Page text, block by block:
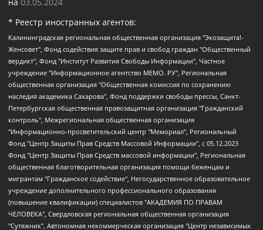
* Реестр иностранных агентов:
Калининградская региональная общественная организация "Экозащита!-Женсовет", Фонд содействия защите прав и свобод граждан "Общественный вердикт", Фонд "Институт Развития Свободы Информации", Частное учреждение "Информационное агентство МЕМО. РУ", Региональная общественная организация "Общественная комиссия по сохранению наследия академика Сахарова", Фонд поддержки свободы прессы, Санкт-Петербургская общественная правозащитная организация "Гражданский контроль", Межрегиональная общественная организация "Информационно-просветительский центр "Мемориал", Региональный Фонд "Центр Защиты Прав Средств Массовой Информации", с 05.12.2023 Фонд "Центр Защиты Прав Средств массовой информации", Региональная общественная благотворительная организация помощи беженцам и мигрантам "Гражданское содействие", Негосударственное образовательное учреждение дополнительного профессионального образования (повышение квалификации) специалистов "АКАДЕМИЯ ПО ПРАВАМ ЧЕЛОВЕКА", Свердловская региональная общественная организация "Сутяжник", Автономная некоммерческая организация "Центр независимых социологических исследований", Союз общественных объединений "Российский исследовательский центр по правам человека", Региональное общественное учреждение научно-информационный центр "МЕМОРИАЛ", Некоммерческая организация "Фонд защиты гласности", Автономная некоммерческая организация "Институт прав человека", Городская общественная организация "Екатеринбургское общество "МЕМОРИАЛ", Городская общественная организация "Рязанское историко-просветительское и правозащитное общество "Мемориал" (Рязанский Мемориал), Челябинский региональный орган общественной самодеятельности – женское общественное объединение "Женщины Евразии", Челябинский региональный орган общественной самодеятельности "Уральская правозащитная группа", Фонд содействия защите здоровья и социальной справедливости имени Андрея Рылькова, Автономная Некоммерческая Организация "Аналитический Центр Юрия Левады", Автономная некоммерческая организация социальной поддержки населения "Проект Апрель", Региональная общественная организация помощи женщинам и детям, находящимся в кризисной ситуации "Информационно-методический центр "Анна", Фонд содействия развитию массовых коммуникаций и правовому просвещению "Так-так-Так", Фонд содействия устойчивому развитию "Серебряная тайга", Свердловский региональный общественный фонд социальных проектов "Новое время", "Idel.Реалии", Кавказ.Реалии, Крым.Реалии, Телеканал Настоящее Время, Татаро-башкирская служба Радио Свобода (Azatliq Radiosi), Радио Свободная Европа/Радио Свобода (PCE/PC), "Сибирь.Реалии", "Фактограф", Благотворительный фонд помощи осужденным и их семьям, Автономная некоммерческая организация "Институт глобализации и социальных движений", Фонд "В защиту прав заключенных", Частное учреждение "Центр поддержки и содействия развитию средств массовой информации", Пензенский региональный общественный благотворительный фонд "Гражданский союз", "Север.Реалии", Некоммерческая организация Фонд "Правовая инициатива", Общество с ограниченной ответственностью "Радио Свободная Европа/Радио Свобода", Чешское информационное агентство "MEDIUM-ORIENT", Красноярская региональная общественная организация "Мы против СПИДа", Камалягин Денис Николаевич, Маркелов Сергей Евгеньевич, Пономарев Лев Александрович, Савицкая Людмила Алексеевна, Автономная некоммерческая организация "Центр по работе с проблемой насилия "НАСИЛИЮ.НЕТ", Межрегиональный профессиональный союз работников здравоохранения "Альянс врачей", Юридическое лицо, зарегистрированное в Латвийской Республике, SIA "Medusa Project" (регистрационный номер 40103797863, дата регистрации 10.06.2014), Некоммерческая организация "Фонд по борьбе с коррупцией", Автономная некоммерческая организация "Институт права и публичной политики", Баданин Роман Сергеевич, Гликин Максим Александрович, Железнова Мария Михайловна, Лукьянова Юлия Сергеевна, Маетная Елизавета Витальевна, Маняхин Петр Борисович, Чуракова Ольга Владимировна, Ярош Юлия Петровна, Юридическое лицо "The Insider SIA", зарегистрированное в Риге, Латвийская Республика (дата регистрации 26.06.2015), являющееся администратором доменного имени интернет-издания "The Insider SIA", https://theins.ru, Постернак Алексей Евгеньевич, Рубин Михаил Аркадьевич, Анин Роман Александрович, Юридическое лицо Istories fonds, зарегистрированное в Латвийской Республике (регистрационный номер 50008295751, дата регистрации 24.02.2020), Великовский Дмитрий Александрович, Долинина Ирина Николаевна, Мароховская Алеся Алексеевна, Шлейнов Роман Юрьевич, Шмагун Олеся Валентиновна, Общество с ограниченной ответственностью "Альтаир 2021", Общество с ограниченной ответственностью "Вега 2021", Общество с ограниченной ответственностью "Главный редактор 2021", Общество с ограниченной ответственностью "Ромашки монолит", Важенков Артем Валерьевич, Ивановская областная общественная организация "Центр гендерных исследований", Гурман Юрий Альбертович, Медиапроект "ОВД-Инфо", Егоров Владимир Владимирович, Жилинский Владимир Александрович, Общество с ограниченной ответственностью "ЗП", Иванова София Юрьевна, Карезина Инна Павловна, Кильтау Екатерина Викторовна, Петров Алексей Викторович, Пискунов Сергей Евгеньевич, Смирнов Сергей Сергеевич, Тихонов Михаил Сергеевич, Общество с ограниченной ответственностью "ЖУРНАЛИСТ-ИНОСТРАННЫЙ АГЕНТ", Арапова Галина Юрьевна, Вольтская Татьяна Анатольевна, Американская компания "Mason G.E.S. Anonymous Foundation" (США), являющаяся владельцем интернет-издания https://mnews.world/, Компания "Stichting Bellingcat", зарегистрированная в Нидерландах (дата регистрации 11.07.2018), Захаров Андрей Вячеславович, Клепиковская Екатерина Дмитриевна, Общество с ограниченной ответственностью "МЕМО", Перл Роман Александрович, Симонов Евгений Алексеевич, Соловьева Елена Анатольевна, Сотников Даниил Владимирович, Сурначева Елизавета Дмитриевна, Автономная некоммерческая организация по защите прав человека и информированию населения "Якутия – Наше Мнение", Общество с ограниченной ответственностью "Москоу диджитал медиа", с 26.01.2023 Общество с ограниченной ответственностью "Чайка Белые сады", Ветошкина Валерия Валерьевна, Заговора Максим Александрович, Межрегиональное общественное движение "Российская ЛГБТ - сеть", Оленичев Максим Владимирович, Павлов Иван Юрьевич, Скворцова Елена Сергеевна, Общество с ограниченной ответственностью "Как бы инагент", Кочетков Игорь Викторович, Общество с ограниченной ответственностью "Честные выборы", Еланчик Олег Александрович, Общество с ограниченной ответственностью "Нобелевский призыв", Гималова Регина Эмилевна, Григорьев Андрей Валерьевич, Григорьева Алина Александровна, Ассоциация по содействию защите прав призывников, альтернативнослужащих и военнослужащих "Правозащитная группа "Гражданин.Армия.Право", Хисамова Регина Фаритовна, Автономная некоммерческая организация по реализации социально-правовых программ "Лилит", Дальневосточное общественное движение "Маяк", Санкт-Петербургская ЛГБТ-инициативная группа "Выход", Инициативная группа ЛГБТ+ "Реверс", Алексеев Андрей Викторович, Бекбулатова Таисия Львовна, Беляев Иван Михайлович, Владыкина Елена Сергеевна, Гельман Марат Александрович, Никульшина Вероника Юрьевна, Толоконникова Надежда Андреевна, Шендерович Виктор Анатольевич, Общество с ограниченной ответственностью "Данное сообщение", Общество с ограниченной ответственностью Издательский дом "Новая глава", Айнбиндер Александра Александровна, Московский комьюнити-центр для ЛГБТ+инициатив, Благотворительный фонд развития филантропии, Deutsche Welle (Германия, Kurt-Schumacher-Strasse 3, 53113 Bonn), Борзунова Мария Михайловна, Воробьев Виктор Викторович, Голубева Анна Львовна, Константинова Алла Михайловна, Малкова Ирина Владимировна, Мурадов Мурад Абдулгалимович, Осетинская Елизавета Николаевна, Понасенков Евгений Николаевич, Ганапольский Матвей Юрьевич, Киселев Евгений Алексеевич, Борухович Ирина Григорьевна, Дремин Иван Тимофеевич, Дубровский Дмитрий Викторович, Красноярская региональная общественная организация поддержки и развития альтернативных образовательных технологий и межкультурных коммуникаций "ИНТЕРРА", Маяковская Екатерина Алексеевна, Фейгин Марк Захарович, Филимонов Андрей Викторович, Дзугкоева Регина Николаевна, Доброхотов Роман Александрович, Дудь Юрий Александрович, Елкин Сергей Владимирович, Кругликов Кирилл Игоревич, Сабунаева Мария Леонидовна, Семенов Алексей Владимирович, Шаинян Карен Багратович, Шульман Екатерина Михайловна, Асафьев Артур Валерьевич, Вахштайн Виктор Семенович, Венедиктов Алексей Алексеевич, Лушникова Екатерина Евгеньевна, Волков Леонид Михайлович, Невзоров Александр Глебович, Пархоменко Сергей Борисович, Сироткин Ярослав Николаевич, Кара-Мурза Владимир Владимирович, Баранова Наталья Владимировна, Гозман Леонид Яковлевич, Кагарлицкий Борис Юльевич, Климарев Михаил Валерьевич, Милов Владимир Станиславович, Автономная некоммерческая организация Краснодарский центр современного искусства "Типография", Моргенштерн Алишер Тагирович, Соболь Любовь Эдуардовна, Общество с ограниченной ответственностью "ЛИЗА НОРМ", Каспаров Гарри Кимович, Ходорковский Михаил Борисович, Общество с ограниченной ответственностью "Апрельские тезисы", Данилович Ирина Брониславовна, Кашин Олег Владимирович, Петров Николай Владимирович, Пивоваров Алексей Владимирович, Соколов Михаил Владимирович, Цветкова Юлия Владимировна, Чичваркин Евгений Александрович, Комитет против пыток/Команда против пыток, Общество с ограниченной ответственностью "Первый научный", Общество с ограниченной ответственностью "Вертолет и ко", Белоцерковская Вероника Борисовна, Кац Максим Евгеньевич, Лазарева Татьяна Юрьевна, Шаведдинов Руслан Табризович, Яшин Илья Валерьевич, Общество с ограниченной ответственностью "Иноагент ААВ", Алешковский Дмитрий Петрович, Альбац Евгения Марковна, Быков Дмитрий Львович, Галямина Юлия Евгеньевна, Лойко Сергей Леонидович, Мартынов Кирилл Константинович, Медведев Сергей Александрович, Крашенинников Федор Геннадиевич, Гордеева Катерина Вл